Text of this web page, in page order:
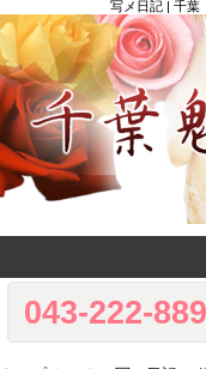
写メ日記 | 千
043-222-